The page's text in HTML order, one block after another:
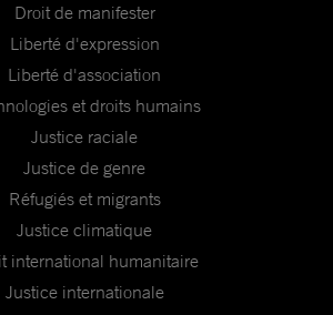
Droit de manifester
Liberté d'expression
Liberté d'association
et droits humains
Justice raciale
Justice de genre
Réfugiés et migrants
Justice climatique
international humanitaire
Justice internationale